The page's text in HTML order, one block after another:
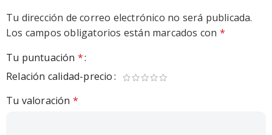
Tu dirección de correo electrónico no será publicada.
Los campos obligatorios están marcados con *
Tu puntuación *
Relación calidad-precio
Tu valoración *